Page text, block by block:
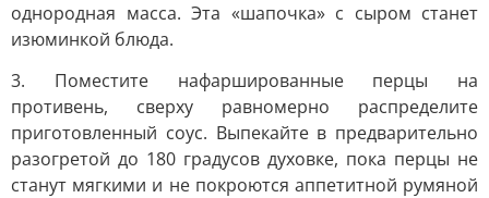
однородная масса. Эта «шапочка» с сыром станет
изюминкой блюда.
3. Поместите нафаршированные перцы на
противень, сверху равномерно распределите
приготовленный соус. Выпекайте в предварительно
разогретой до 180 градусов духовке, пока перцы не
станут мягкими и не покроются аппетитной румяной